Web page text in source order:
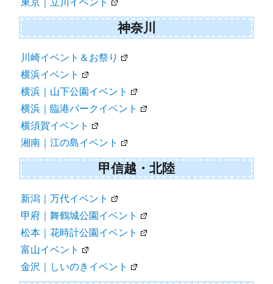
東京｜立川イベント
神奈川
川崎イベント＆お祭り
横浜イベント
横浜｜山下公園イベント
横浜｜臨港パークイベント
横須賀イベント
湘南｜江の島イベント
甲信越・北陸
新潟｜万代イベント
甲府｜舞鶴城公園イベント
松本｜花時計公園イベント
富山イベント
金沢｜しいのきイベント